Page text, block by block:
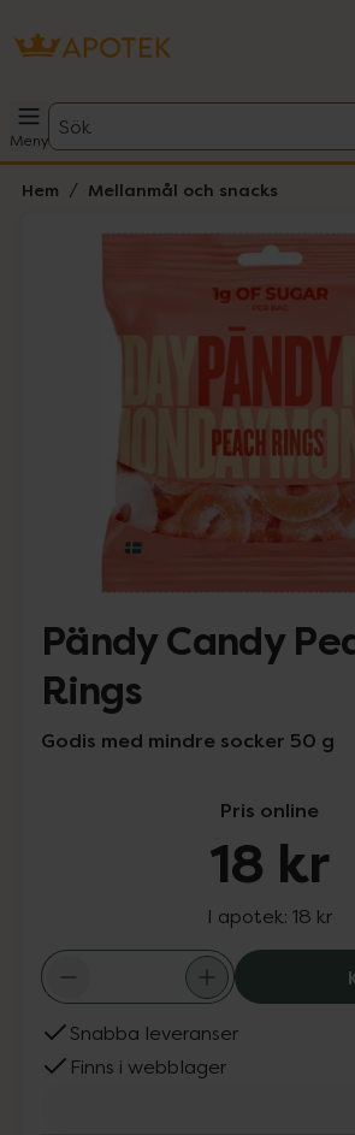
Meny
Sök
Hem Mellanmål och snacks
Lista: . Innehåller 1 objekt.
Pändy Candy
Rings
Godis med mindre socker 50 g
Pris online
18 kr
I apotek: 18 kr
Snabba leveranser
Finns i webblager